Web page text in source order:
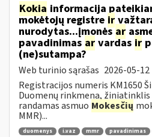
Kokia informacija
mokėtojų registre ir
nurodytas...įmonėsar
pavadinimas ar vardas ir
(ne)sutampa?
Web turinio sąrašas 2026-05-12
Registracijos numeris KM1650
Duomenų rinkmena, žiniatinklis
randamas asmuo Mokesčių
MMR)...
duomenys i.vaz mmr pavadinimas